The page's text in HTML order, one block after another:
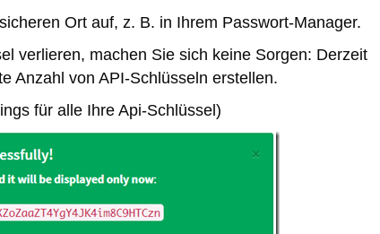
Ort auf, z. B. in Ihrem Passwort-Manager.
verlieren, machen Sie sich keine Sorgen: Derzeit
Anzahl von API-Schlüsseln erstellen.
für alle Ihre Api-Schlüssel)